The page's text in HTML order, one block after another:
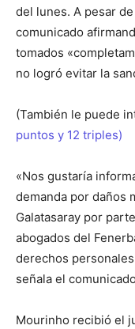
del lunes. A pesar
comunicado
tomados
no logró evitar la
(También le puede
puntos y 12 triples)
«Nos gustaría
demanda por daños
Galatasaray por
abogados del
derechos
señala el
Mourinho recibió el